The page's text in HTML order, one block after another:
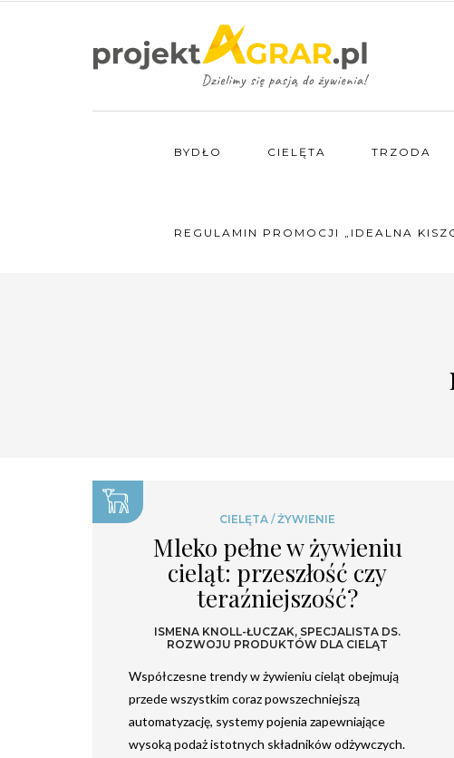
BYDŁO CIELĘTA TRZODA
REGULAMIN PROMOCJI „IDEALNA
CIELĘTA /ŻYWIENIE
Mleko pełne w żywieniu
cieląt: przeszłość czy
teraźniejszość?
ISMENA KNOLL-ŁUCZAK, SPECJALISTA DS.
ROZWOJU PRODUKTÓW DLA CIELĄT
Współczesne trendy w żywieniu cieląt obejmują
przede wszystkim coraz powszechniejszą
automatyzację, systemy pojenia zapewniające
wysoką podaż istotnych składników odżywczych.